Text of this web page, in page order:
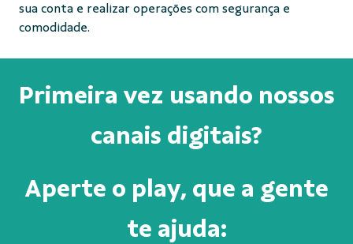
sua conta e realizar operações com segurança e
comodidade.
Primeira vez usando nossos
canais digitais?
Aperte o play, que a gente
te ajuda: